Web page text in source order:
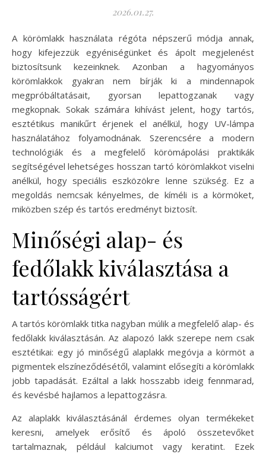
2026.01.27.
A körömlakk használata régóta népszerű módja annak,
hogy kifejezzük egyéniségünket és ápolt megjelenést
biztosítsunk kezeinknek. Azonban a hagyományos
körömlakkok gyakran nem bírják ki a mindennapok
megpróbáltatásait, gyorsan lepattogzanak vagy
megkopnak. Sokak számára kihívást jelent, hogy tartós,
esztétikus manikűrt érjenek el anélkül, hogy UV-lámpa
használatához folyamodnának. Szerencsére a modern
technológiák és a megfelelő körömápolási praktikák
segítségével lehetséges hosszan tartó körömlakkot viselni
anélkül, hogy speciális eszközökre lenne szükség. Ez a
megoldás nemcsak kényelmes, de kíméli is a körmöket,
miközben szép és tartós eredményt biztosít.
Minőségi alap- és
fedőlakk kiválasztása a
tartósságért
A tartós körömlakk titka nagyban múlik a megfelelő alap- és
fedőlakk kiválasztásán. Az alapozó lakk szerepe nem csak
esztétikai: egy jó minőségű alaplakk megóvja a körmöt a
pigmentek elszíneződésétől, valamint elősegíti a körömlakk
jobb tapadását. Ezáltal a lakk hosszabb ideig fennmarad,
és kevésbé hajlamos a lepattogzásra.
Az alaplakk kiválasztásánál érdemes olyan termékeket
keresni, amelyek erősítő és ápoló összetevőket
tartalmaznak, például kalciumot vagy keratint. Ezek